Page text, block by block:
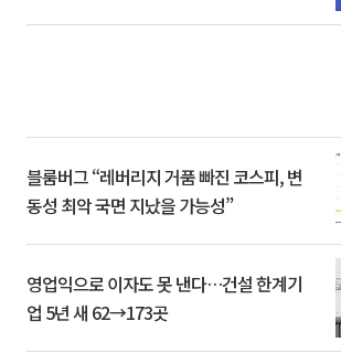
블룸버그 “레버리지 거품 빠진 코스피, 변
동성 최악 국면 지났을 가능성”
영업익으로 이자도 못 낸다…건설 한계기
업 5년 새 62→173곳